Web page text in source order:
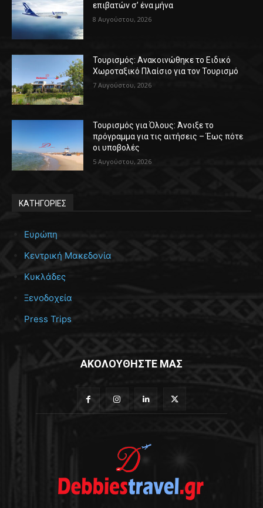
επιβατών σ’ ένα μήνα
8 Αυγούστου, 2026
Τουρισμός: Ανακοινώθηκε το Ειδικό
Χωροταξικό Πλαίσιο για τον Τουρισμό
7 Αυγούστου, 2026
Τουρισμός για Όλους: Άνοιξε το
πρόγραμμα για τις αιτήσεις – Έως πότε
οι υποβολές
5 Αυγούστου, 2026
ΚΑΤΗΓΟΡΙΕΣ
Ευρώπη
Κεντρική Μακεδονία
Κυκλάδες
Ξενοδοχεία
Press Trips
ΑΚΟΛΟΥΘΗΣΤΕ ΜΑΣ